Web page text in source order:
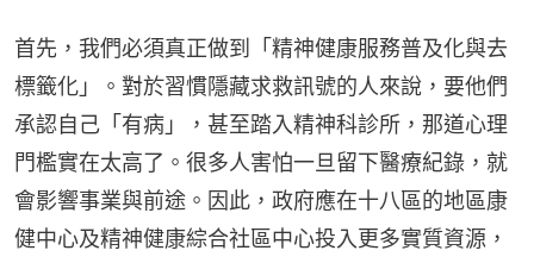
首先，我們必須真正做到「精神健康服務普及化與去
標籤化」。對於習慣隱藏求救訊號的人來說，要他們
承認自己「有病」，甚至踏入精神科診所，那道心理
門檻實在太高了。很多人害怕一旦留下醫療紀錄，就
會影響事業與前途。因此，政府應在十八區的地區康
健中心及精神健康綜合社區中心投入更多實質資源，